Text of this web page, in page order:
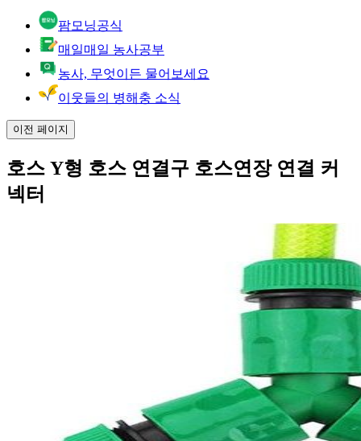
팜모닝공식
매일매일 농사공부
농사, 무엇이든 물어보세요
이웃들의 병해충 소식
이전 페이지
호스 Y형 호스 연결구 호스연장 연결 커
넥터